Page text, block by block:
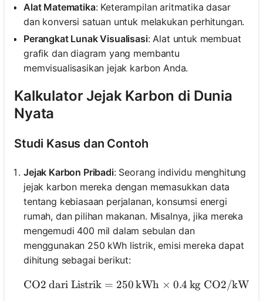
Alat Matematika: Keterampilan aritmatika dasar
dan konversi satuan untuk melakukan perhitungan.
Perangkat Lunak Visualisasi: Alat untuk membuat
grafik dan diagram yang membantu
memvisualisasikan jejak karbon Anda.
Kalkulator Jejak Karbon di Dunia
Nyata
Studi Kasus dan Contoh
Jejak Karbon Pribadi: Seorang individu menghitung
jejak karbon mereka dengan memasukkan data
tentang kebiasaan perjalanan, konsumsi energi
rumah, dan pilihan makanan. Misalnya, jika mereka
mengemudi 400 mil dalam sebulan dan
menggunakan 250 kWh listrik, emisi mereka dapat
dihitung sebagai berikut:
\text{CO2 dari
CO2 dari Listrik = 250kWh × 0.4 kg CO2/kWh